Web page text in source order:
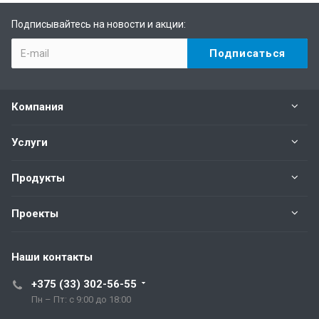
Подписывайтесь на новости и акции:
Компания
Услуги
Продукты
Проекты
Наши контакты
+375 (33) 302-56-55
Пн – Пт: с 9:00 до 18:00